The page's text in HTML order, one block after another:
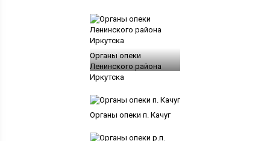
Органы опеки
Ленинского района
Иркутска
Органы опеки п. Качуг